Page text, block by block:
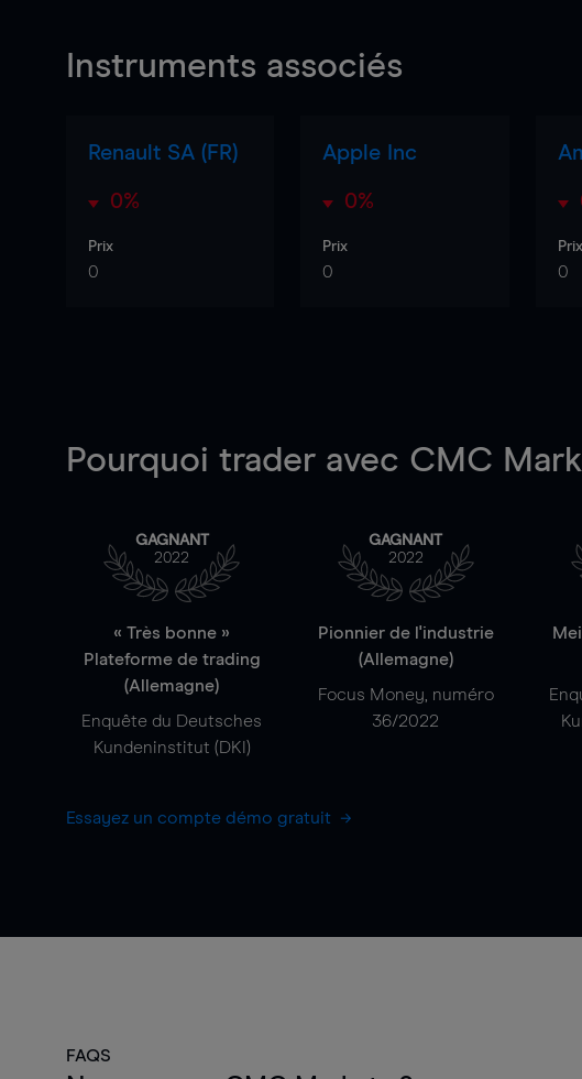
Instruments associés
Renault SA (FR)
0%
Prix
0
Apple Inc
0%
Prix
0
Prix
0
Pourquoi trader avec CMC
GAGNANT
2022
« Très bonne »
Plateforme de trading
(Allemagne)
Enquête du Deutsches
Kundeninstitut (DKI)
GAGNANT
2022
Pionnier de l'industrie
(Allemagne)
Focus Money, numéro
36/2022
Essayez un compte démo gratuit
FAQS